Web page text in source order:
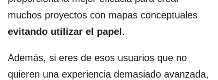
muchos proyectos con mapas conceptuales
evitando utilizar el papel .
Además, si eres de esos usuarios que no
quieren una experiencia demasiado avanzada,